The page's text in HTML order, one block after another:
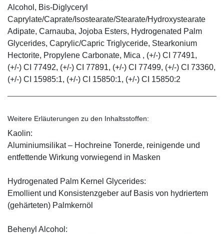
Alcohol, Bis-Diglyceryl
Caprylate/Caprate/Isostearate/Stearate/Hydroxystearate
Adipate, Carnauba, Jojoba Esters, Hydrogenated Palm
Glycerides, Caprylic/Capric Triglyceride, Stearkonium
Hectorite, Propylene Carbonate, Mica , (+/-) CI 77491,
(+/-) CI 77492, (+/-) CI 77891, (+/-) CI 77499, (+/-) CI 73360,
(+/-) CI 15985:1, (+/-) CI 15850:1, (+/-) CI 15850:2
Weitere Erläuterungen zu den Inhaltsstoffen:
Kaolin:
Aluminiumsilikat – Hochreine Tonerde, reinigende und
entfettende Wirkung vorwiegend in Masken
Hydrogenated Palm Kernel Glycerides:
Emollient und Konsistenzgeber auf Basis von hydriertem
(gehärteten) Palmkernöl
Behenyl Alcohol: